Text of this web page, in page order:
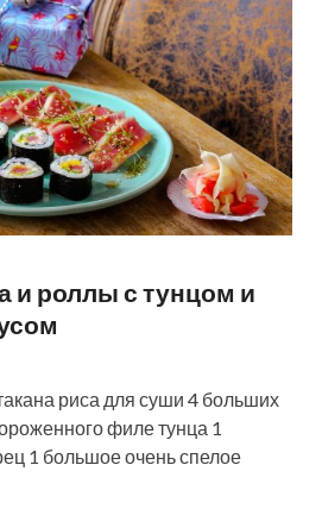
и роллы с тунцом и
риса для суши 4 больших
филе тунца 1
1 большое очень спелое